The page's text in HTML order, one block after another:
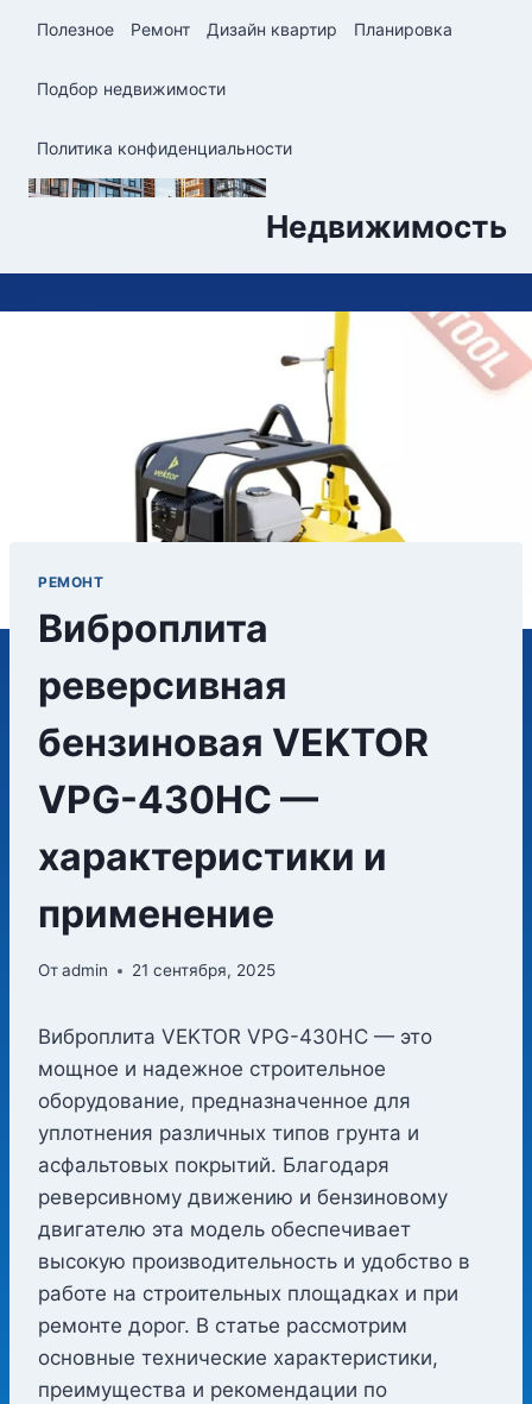
содержимому
Полезное Ремонт Дизайн квартир Планировка
Подбор недвижимости
Политика конфиденциальности
Недвижимость
РЕМОНТ
Виброплита
реверсивная
бензиновая VEKTOR
VPG-430HC —
характеристики и
применение
Отadmin 21 сентября, 2025
Виброплита VEKTOR VPG-430HC — это
мощное и надежное строительное
оборудование, предназначенное для
уплотнения различных типов грунта и
асфальтовых покрытий. Благодаря
реверсивному движению и бензиновому
двигателю эта модель обеспечивает
высокую производительность и удобство в
работе на строительных площадках и при
ремонте дорог. В статье рассмотрим
основные технические характеристики,
преимущества и рекомендации по